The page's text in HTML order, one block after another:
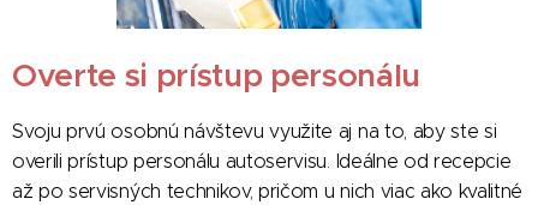
Overte si prístup personálu
Svoju prvú osobnú návštevu využite aj na to, aby ste si
overili prístup personálu autoservisu. Ideálne od recepcie
až po servisných technikov, pričom u nich viac ako kvalitné